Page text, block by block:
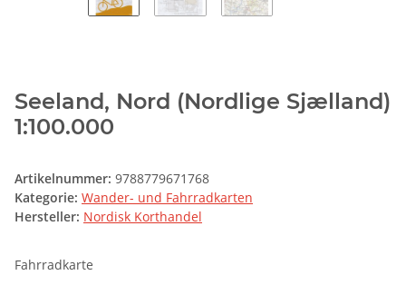
Seeland, Nord (Nordlige Sjælland)
1:100.000
Artikelnummer: 9788779671768
Kategorie: Wander- und Fahrradkarten
Hersteller: Nordisk Korthandel
Fahrradkarte